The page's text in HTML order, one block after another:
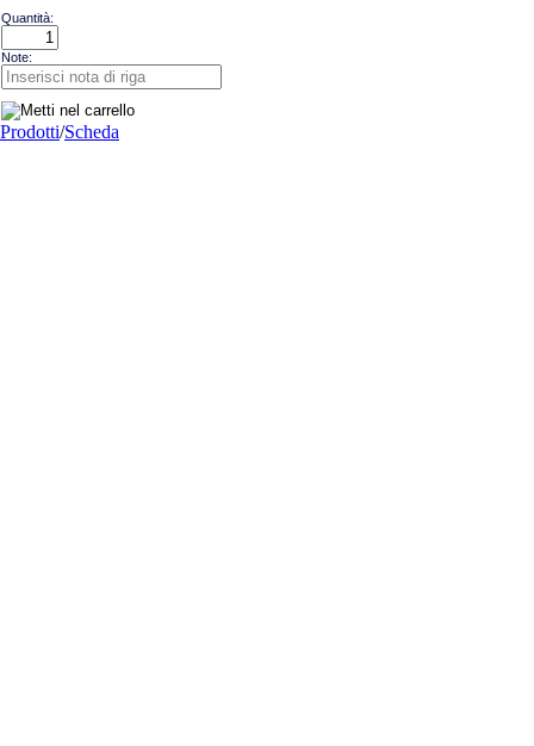
Quantità:
Note:
Prodotti/Scheda